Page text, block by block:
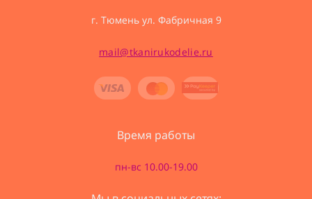
г. Тюмень ул. Фабричная 9
mail@tkanirukodelie.ru
Время работы
пн-вс 10.00-19.00